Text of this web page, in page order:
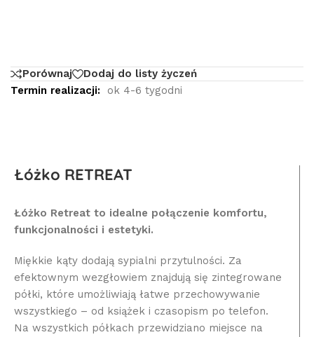
Porównaj
Dodaj do listy życzeń
Termin realizacji:
ok 4-6 tygodni
Łóżko RETREAT
Łóżko Retreat to idealne połączenie komfortu,
funkcjonalności i estetyki.
Miękkie kąty dodają sypialni przytulności. Za
efektownym wezgłowiem znajdują się zintegrowane
półki, które umożliwiają łatwe przechowywanie
wszystkiego – od książek i czasopism po telefon.
Na wszystkich półkach przewidziano miejsce na